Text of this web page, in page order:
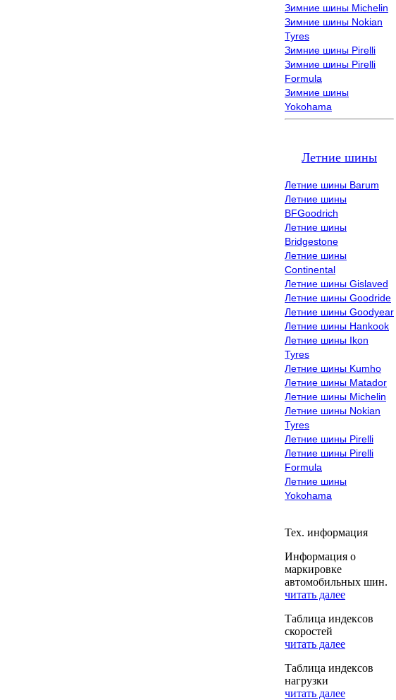
Зимние шины Michelin
Зимние шины Nokian
Tyres
Зимние шины Pirelli
Зимние шины Pirelli
Formula
Зимние шины
Yokohama
Летние шины
Летние шины Barum
Летние шины
BFGoodrich
Летние шины
Bridgestone
Летние шины
Continental
Летние шины Gislaved
Летние шины Goodride
Летние шины Goodyear
Летние шины Hankook
Летние шины Ikon
Tyres
Летние шины Kumho
Летние шины Matador
Летние шины Michelin
Летние шины Nokian
Tyres
Летние шины Pirelli
Летние шины Pirelli
Formula
Летние шины
Yokohama
Тех. информация
Информация о
маркировке
автомобильных шин.
читать далее
Таблица индексов
скоростей
читать далее
Таблица индексов
нагрузки
читать далее